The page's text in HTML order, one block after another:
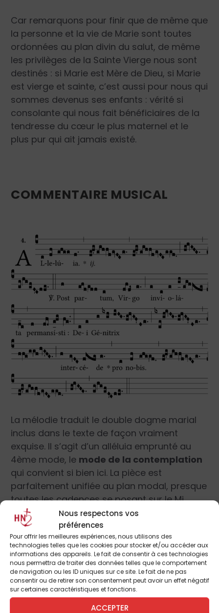
Nous respectons vos
préférences
Pour offrir les meilleures expériences, nous utilisons des
technologies telles que les cookies pour stocker et/ou accéder aux
informations des appareils. Le fait de consentir à ces technologies
nous permettra de traiter des données telles que le comportement
de navigation ou les ID uniques sur ce site. Le fait de ne pas
consentir ou de retirer son consentement peut avoir un effet négatif
sur certaines caractéristiques et fonctions.
ACCEPTER
Car remarquons pour finir que de même que
la personne et la vie de Marie sont toutes
ordonnées au plan divin du salut, de même
les privilèges de la Sainte Vierge nous sont
destinés : si Marie est Mère de Dieu, si Marie
est vierge et sainte, c’est aussi pour nous qui
sommes devenus ses enfants : vérité si
consolante qui nous fait bénéficiaires de la
tendresse du cœur le plus maternel et le
plus pur qui ait jamais existé.
COMMENTAIRE MUSICAL
La mélodie traduit le double dogme marial
inclus dans le texte de façon vraiment
exquise. Il s’agit d’un alléluia emprunté au
4ème mode, le mode de la contemplation
qui convient si bien ici. La pièce est
parfaitement unifiée au plan modal, presque
toutes les cadences se posant sur le Mi,
tonique du mode. Les quelques cadences en
Ré que l’on peut noter, dans le
notamment, ne font pas moduler à
proprement parler la pièce dans un autre
mode. Le Ré, ici, peut-être considéré comme
la sous-tonique du mode de Mi, il est
d’ailleurs toujours et immédiatement en
relation avec le Mi dans ces occasions.